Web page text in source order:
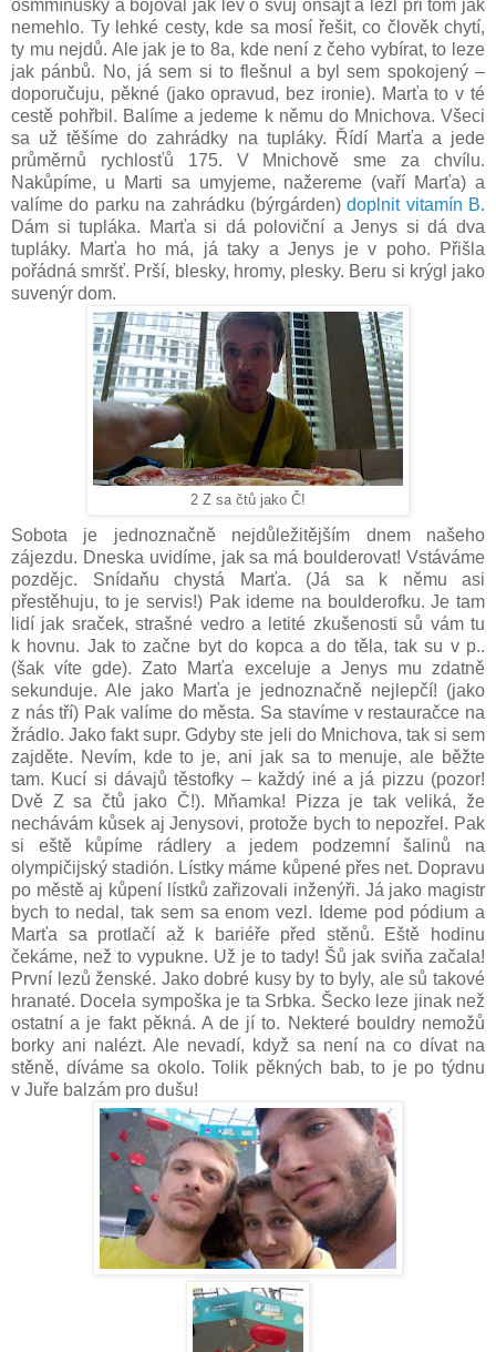
osmmínusky a bojoval jak lev o svůj onsajt a lezl při tom jak
nemehlo. Ty lehké cesty, kde sa mosí řešit, co člověk chytí,
ty mu nejdů. Ale jak je to 8a, kde není z čeho vybírat, to leze
jak pánbů. No, já sem si to flešnul a byl sem spokojený –
doporučuju, pěkné (jako opravud, bez ironie). Marťa to v té
cestě pohřbil. Balíme a jedeme k němu do Mnichova. Všeci
sa už těšíme do zahrádky na tupláky. Řídí Marťa a jede
průměrnů rychlosťů 175. V Mnichově sme za chvílu.
Nakůpíme, u Marti sa umyjeme, nažereme (vaří Marťa) a
valíme do parku na zahrádku (býrgárden)doplnit vitamín B.
Dám si tupláka. Marťa si dá poloviční a Jenys si dá dva
tupláky. Marťa ho má, já taky a Jenys je v poho. Přišla
pořádná smršť. Prší, blesky, hromy, plesky. Beru si krýgl jako
suvenýr dom.
2 Z sa čtů jako Č!
Sobota je jednoznačně nejdůležitějším dnem našeho
zájezdu. Dneska uvidíme, jak sa má boulderovat! Vstáváme
pozdějc. Snídaňu chystá Marťa. (Já sa k němu asi
přestěhuju, to je servis!) Pak ideme na boulderofku. Je tam
lidí jak sraček, strašné vedro a letité zkušenosti sů vám tu
k hovnu. Jak to začne byt do kopca a do těla, tak su v p..
(šak víte gde). Zato Marťa exceluje a Jenys mu zdatně
sekunduje. Ale jako Marťa je jednoznačně nejlepčí! (jako
z nás tří) Pak valíme do města. Sa stavíme v restauračce na
žrádlo. Jako fakt supr. Gdyby ste jeli do Mnichova, tak si sem
zajděte. Nevím, kde to je, ani jak sa to menuje, ale běžte
tam. Kucí si dávajů těstofky – každý iné a já pizzu (pozor!
Dvě Z sa čtů jako Č!). Mňamka! Pizza je tak veliká, že
nechávám kůsek aj Jenysovi, protože bych to nepozřel. Pak
si eště kůpíme rádlery a jedem podzemní šalinů na
olympičijský stadión. Lístky máme kůpené přes net. Dopravu
po městě aj kůpení lístků zařizovali inženýři. Já jako magistr
bych to nedal, tak sem sa enom vezl. Ideme pod pódium a
Marťa sa protlačí až k bariéře před stěnů. Eště hodinu
čekáme, než to vypukne. Už je to tady! Šů jak sviňa začala!
První lezů ženské. Jako dobré kusy by to byly, ale sů takové
hranaté. Docela sympoška je ta Srbka. Šecko leze jinak než
ostatní a je fakt pěkná. A de jí to. Nekteré bouldry nemožů
borky ani nalézt. Ale nevadí, když sa není na co dívat na
stěně, díváme sa okolo. Tolik pěkných bab, to je po týdnu
v Juře balzám pro dušu!